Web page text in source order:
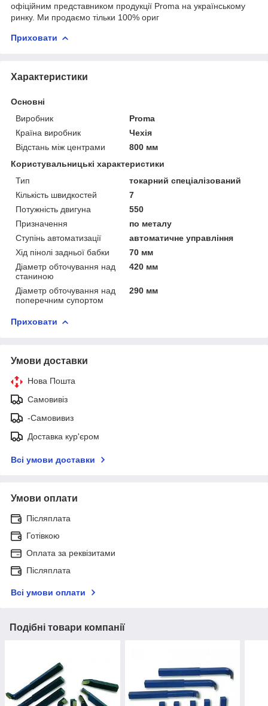
офіційним представником продукції Proma на українському
ринку. Ми продаємо тільки 100% ориг
Приховати
Характеристики
Основні
Виробник
Proma
Країна виробник
Чехія
Відстань між центрами
800 мм
Користувальницькі характеристики
Тип
токарний спеціалізований
Кількість швидкостей
7
Потужність двигуна
550
Призначення
по металу
Ступінь автоматизації
автоматичне управління
Хід пінолі задньої бабки
70 мм
Діаметр обточування над
станиною
420 мм
Діаметр обточування над
поперечним супортом
290 мм
Приховати
Умови доставки
Нова Пошта
Самовивіз
-Самовивиз
Доставка кур'єром
Всі умови доставки
Умови оплати
Післяплата
Готівкою
Оплата за реквізитами
Післяплата
Всі умови оплати
Подібні товари компанії